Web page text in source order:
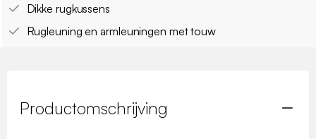
Dikke rugkussens
Rugleuning en armleuningen met touw
Productomschrijving